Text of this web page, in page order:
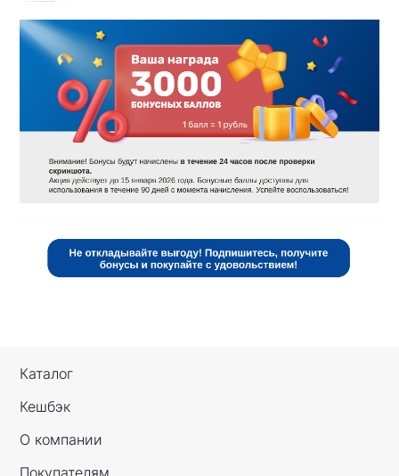
Каталог
Кешбэк
О компании
Покупателям